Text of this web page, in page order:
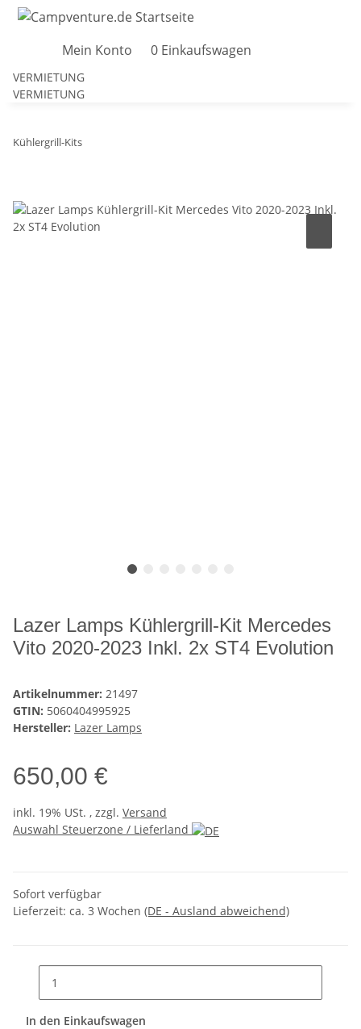
Mein Konto 0 Einkaufswagen
VERMIETUNG
VERMIETUNG
Kühlergrill-Kits
Lazer Lamps Kühlergrill-Kit Mercedes
Vito 2020-2023 Inkl. 2x ST4 Evolution
Artikelnummer: 21497
GTIN: 5060404995925
Hersteller: Lazer Lamps
650,00 €
inkl. 19% USt. , zzgl. Versand
Auswahl Steuerzone / Lieferland
Sofort verfügbar
Lieferzeit: ca. 3 Wochen (DE - Ausland abweichend)
In den Einkaufswagen